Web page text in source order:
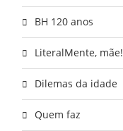
BH 120 anos
LiteralMente, mãe!
Dilemas da idade
Quem faz